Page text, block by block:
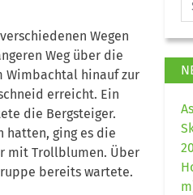
Wegen
Weg über die
Wimbachtal hinauf zur
erreicht. Ein
die Bergsteiger.
hatten, ging es die
mit Trollblumen. Über
bereits wartete.